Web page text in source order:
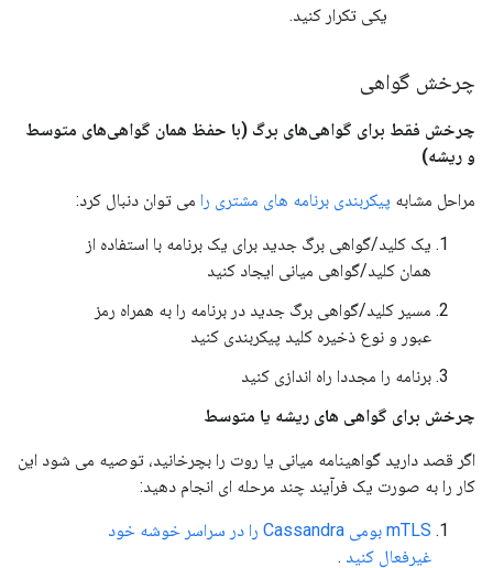
یکی تکرار کنید.
چرخش گواهی
چرخش فقط برای گواهی‌های برگ (با حفظ همان گواهی‌های متوسط ​​
و ریشه)
مراحل مشابه پیکربندی برنامه های مشتری را می توان دنبال کرد:
یک کلید/گواهی برگ جدید برای یک برنامه با استفاده از
همان کلید/گواهی میانی ایجاد کنید
مسیر کلید/گواهی برگ جدید در برنامه را به همراه رمز
عبور و نوع ذخیره کلید پیکربندی کنید
برنامه را مجددا راه اندازی کنید
چرخش برای گواهی های ریشه یا متوسط
اگر قصد دارید گواهینامه میانی یا روت را بچرخانید، توصیه می شود این
کار را به صورت یک فرآیند چند مرحله ای انجام دهید:
mTLS بومی Cassandra را در سراسر خوشه خود
غیرفعال کنید .